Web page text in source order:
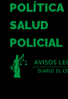
POLÍTICA
SALUD
POLICIAL